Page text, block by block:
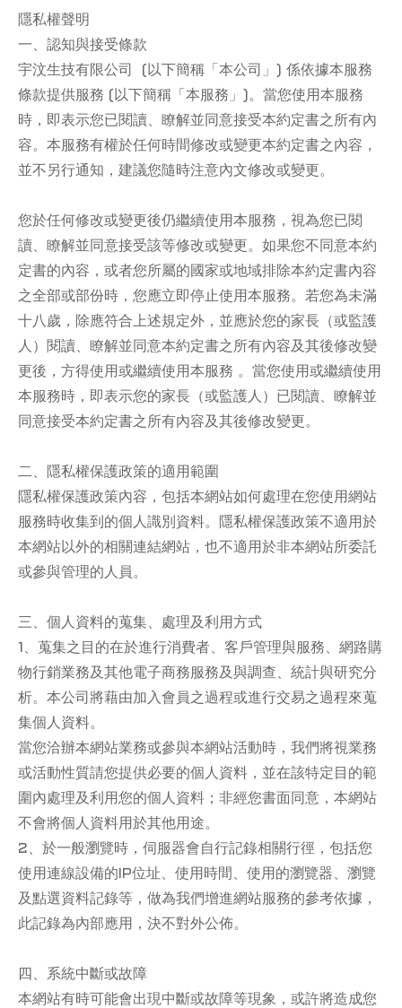
隱私權聲明
一、認知與接受條款
宇汶生技有限公司 (以下簡稱「本公司」) 係依據本服務
條款提供服務 (以下簡稱「本服務」)。當您使用本服務
時，即表示您已閱讀、瞭解並同意接受本約定書之所有內
容。本服務有權於任何時間修改或變更本約定書之內容，
並不另行通知，建議您隨時注意內文修改或變更。
您於任何修改或變更後仍繼續使用本服務，視為您已閱
讀、瞭解並同意接受該等修改或變更。如果您不同意本約
定書的內容，或者您所屬的國家或地域排除本約定書內容
之全部或部份時，您應立即停止使用本服務。若您為未滿
十八歲，除應符合上述規定外，並應於您的家長（或監護
人）閱讀、瞭解並同意本約定書之所有內容及其後修改變
更後，方得使用或繼續使用本服務 。當您使用或繼續使用
本服務時，即表示您的家長（或監護人）已閱讀、瞭解並
同意接受本約定書之所有內容及其後修改變更。
二、隱私權保護政策的適用範圍
隱私權保護政策內容，包括本網站如何處理在您使用網站
服務時收集到的個人識別資料。隱私權保護政策不適用於
本網站以外的相關連結網站，也不適用於非本網站所委託
或參與管理的人員。
三、個人資料的蒐集、處理及利用方式
1、蒐集之目的在於進行消費者、客戶管理與服務、網路購
物行銷業務及其他電子商務服務及與調查、統計與研究分
析。本公司將藉由加入會員之過程或進行交易之過程來蒐
集個人資料。
當您洽辦本網站業務或參與本網站活動時，我們將視業務
或活動性質請您提供必要的個人資料，並在該特定目的範
圍內處理及利用您的個人資料；非經您書面同意，本網站
不會將個人資料用於其他用途。
2、於一般瀏覽時，伺服器會自行記錄相關行徑，包括您
使用連線設備的IP位址、使用時間、使用的瀏覽器、瀏覽
及點選資料記錄等，做為我們增進網站服務的參考依據，
此記錄為內部應用，決不對外公佈。
四、系統中斷或故障
本網站有時可能會出現中斷或故障等現象，或許將造成您